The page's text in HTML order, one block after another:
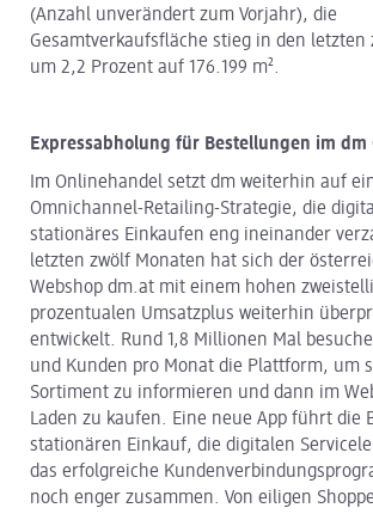
(Anzahl unverändert zum Vorjahr), die
Gesamtverkaufsfläche stieg in den letzten
um 2,2 Prozent auf 176.199 m².
Expressabholung für Bestellungen im dm
Im Onlinehandel setzt dm weiterhin auf
Omnichannel-Retailing-Strategie, die
stationäres Einkaufen eng ineinander
letzten zwölf Monaten hat sich der
Webshop dm.at mit einem hohen
prozentualen Umsatzplus weiterhin
entwickelt. Rund 1,8 Millionen Mal
und Kunden pro Monat die Plattform, um
Sortiment zu informieren und dann im
Laden zu kaufen. Eine neue App führt die
stationären Einkauf, die digitalen
das erfolgreiche
noch enger zusammen. Von eiligen